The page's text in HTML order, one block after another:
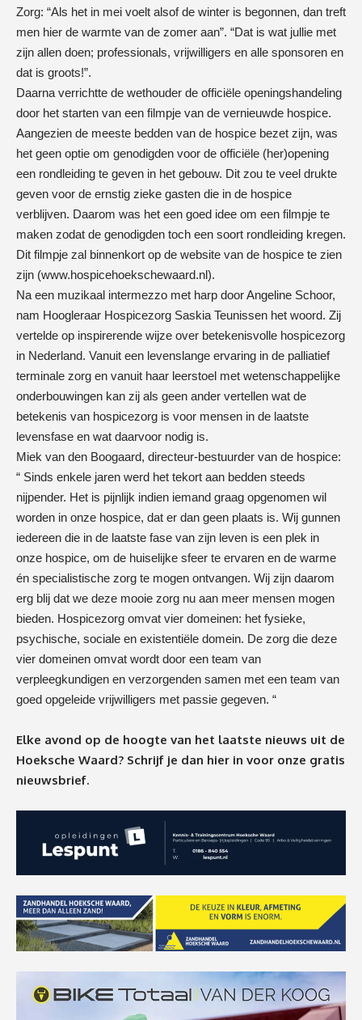
Zorg: “Als het in mei voelt alsof de winter is begonnen, dan treft
men hier de warmte van de zomer aan”. “Dat is wat jullie met
zijn allen doen; professionals, vrijwilligers en alle sponsoren en
dat is groots!”.
Daarna verrichtte de wethouder de officiële openingshandeling
door het starten van een filmpje van de vernieuwde hospice.
Aangezien de meeste bedden van de hospice bezet zijn, was
het geen optie om genodigden voor de officiële (her)opening
een rondleiding te geven in het gebouw. Dit zou te veel drukte
geven voor de ernstig zieke gasten die in de hospice
verblijven. Daarom was het een goed idee om een filmpje te
maken zodat de genodigden toch een soort rondleiding kregen.
Dit filmpje zal binnenkort op de website van de hospice te zien
zijn (www.hospicehoekschewaard.nl).
Na een muzikaal intermezzo met harp door Angeline Schoor,
nam Hoogleraar Hospicezorg Saskia Teunissen het woord. Zij
vertelde op inspirerende wijze over betekenisvolle hospicezorg
in Nederland. Vanuit een levenslange ervaring in de palliatief
terminale zorg en vanuit haar leerstoel met wetenschappelijke
onderbouwingen kan zij als geen ander vertellen wat de
betekenis van hospicezorg is voor mensen in de laatste
levensfase en wat daarvoor nodig is.
Miek van den Boogaard, directeur-bestuurder van de hospice:
“ Sinds enkele jaren werd het tekort aan bedden steeds
nijpender. Het is pijnlijk indien iemand graag opgenomen wil
worden in onze hospice, dat er dan geen plaats is. Wij gunnen
iedereen die in de laatste fase van zijn leven is een plek in
onze hospice, om de huiselijke sfeer te ervaren en de warme
én specialistische zorg te mogen ontvangen. Wij zijn daarom
erg blij dat we deze mooie zorg nu aan meer mensen mogen
bieden. Hospicezorg omvat vier domeinen: het fysieke,
psychische, sociale en existentiële domein. De zorg die deze
vier domeinen omvat wordt door een team van
verpleegkundigen en verzorgenden samen met een team van
goed opgeleide vrijwilligers met passie gegeven. “
Elke avond op de hoogte van het laatste nieuws uit de
Hoeksche Waard? Schrijf je dan hier in voor onze gratis
nieuwsbrief.